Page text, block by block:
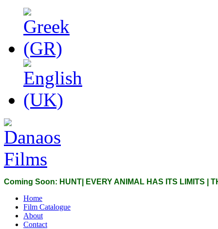
Coming Soon: HUNT| EVERY ANIMAL HAS ITS LIMITS |
Home
Film Catalogue
About
Contact